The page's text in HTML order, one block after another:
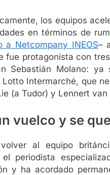
los equipos
en términos de
Netcompany INEOS–
fue protagonista con
Sebastián Molano: ya
Intermarché, que
(a Tudor) y Lennert van
vuelco y se
al equipo
periodista
y ha acordado